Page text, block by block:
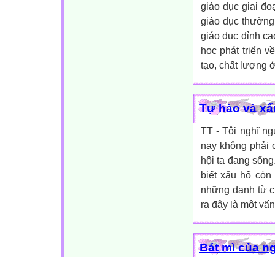
giáo dục giai
giáo dục
giáo dục đỉnh
học phát triển
tạo, chất lượng
Tự hào và
TT - Tôi nghĩ
nay không phải
hội ta đang
biết xấu hổ còn
những danh từ
ra đây là một
Bát mì của